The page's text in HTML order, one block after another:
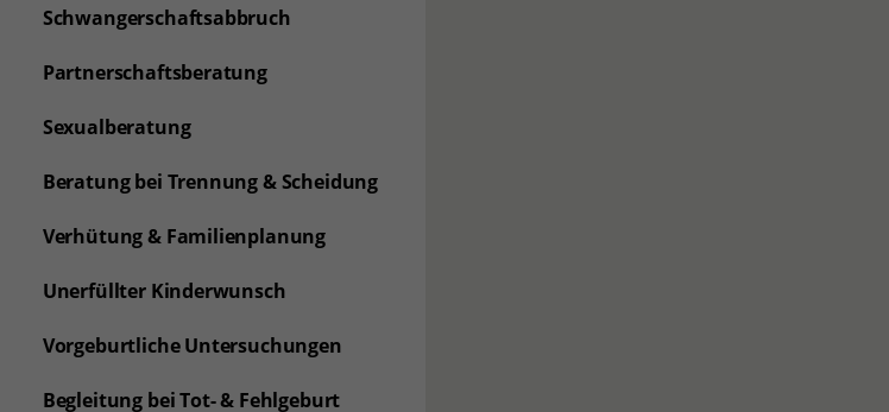
Schwangerschaftsabbruch
Partnerschaftsberatung
Sexualberatung
Beratung bei Trennung & Scheidung
Verhütung & Familienplanung
Unerfüllter Kinderwunsch
Vorgeburtliche Untersuchungen
Begleitung bei Tot- & Fehlgeburt